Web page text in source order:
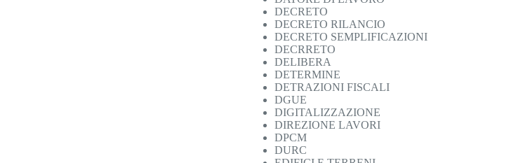
DECRETO
DECRETO RILANCIO
DECRETO SEMPLIFICAZIONI
DECRRETO
DELIBERA
DETERMINE
DETRAZIONI FISCALI
DGUE
DIGITALIZZAZIONE
DIREZIONE LAVORI
DPCM
DURC